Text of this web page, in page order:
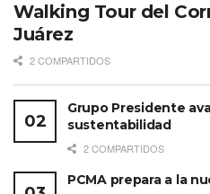
Walking Tour del
Juárez
2 COMPARTIDOS
Grupo Presidente
sustentabilidad
2 COMPARTIDOS
PCMA prepara a la